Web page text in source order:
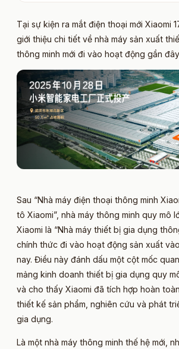
Tại sự kiện ra mắt điện thoại mới Xiaomi
giới thiệu chi tiết về nhà máy sản xuất
thông minh mới đi vào hoạt động gần
Sau “Nhà máy điện thoại thông minh
tô Xiaomi”, nhà máy thông minh quy mô
Xiaomi là “Nhà máy thiết bị gia dụng
chính thức đi vào hoạt động sản xuất
nay. Điều này đánh dấu một cột mốc
mảng kinh doanh thiết bị gia dụng quy
và cho thấy Xiaomi đã tích hợp hoàn
thiết kế sản phẩm, nghiên cứu và phát
gia dụng.
Là một nhà máy thông minh thế hệ mới,